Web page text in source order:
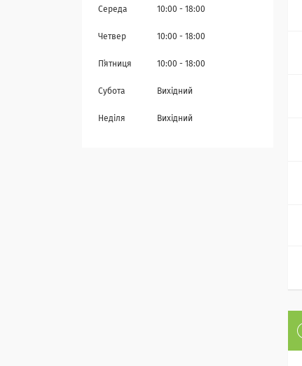
Середа 10:00 18:00
Четвер 10:00 18:00
Пʼятниця 10:00 18:00
Субота Вихідний
Неділя Вихідний